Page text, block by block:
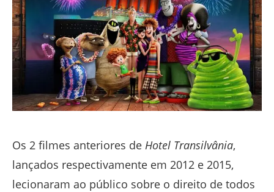
Os 2 filmes anteriores de Hotel Transilvânia,
lançados respectivamente em 2012 e 2015,
lecionaram ao público sobre o direito de todos